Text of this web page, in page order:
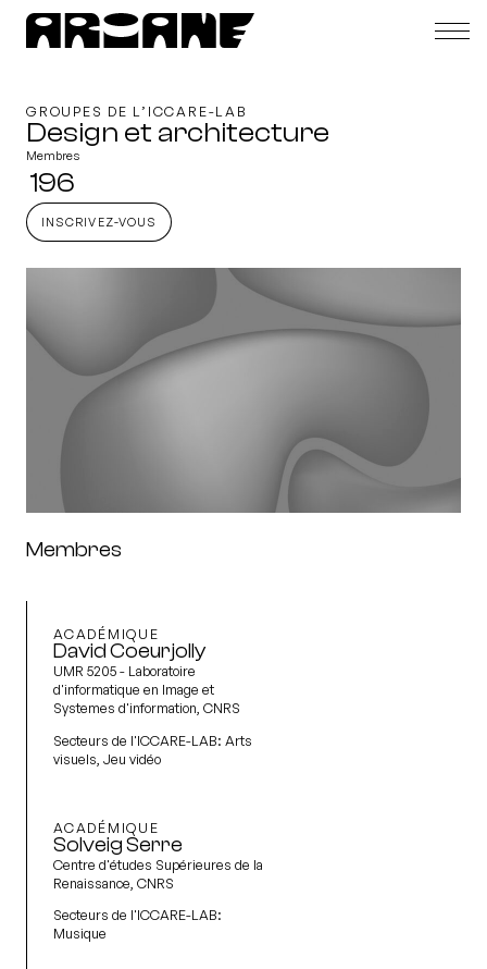
GROUPES DE L’ICCARE-LAB
Design et architecture
Membres
196
INSCRIVEZ-VOUS
Membres
ACADÉMIQUE
David Coeurjolly
UMR 5205 - Laboratoire
d'informatique en Image et
Systemes d'information, CNRS
Secteurs de l'ICCARE-LAB: Arts
visuels, Jeu vidéo
ACADÉMIQUE
Solveig Serre
Centre d'études Supérieures de la
Renaissance, CNRS
Secteurs de l'ICCARE-LAB:
Musique